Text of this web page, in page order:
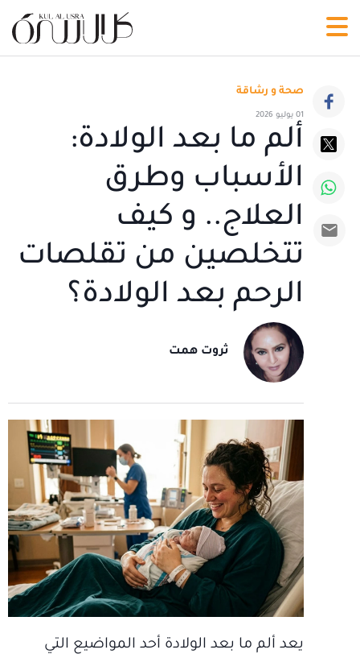
صحة و رشاقة
01 يوليو 2026
ألم ما بعد الولادة:
الأسباب وطرق
العلاج.. و كيف
تتخلصين من تقلصات
الرحم بعد الولادة؟
ثروت همت
يعد ألم ما بعد الولادة أحد المواضيع التي